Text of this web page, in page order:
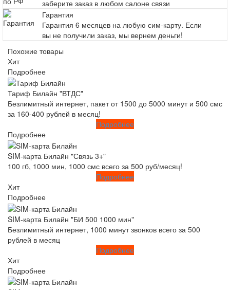
заберите заказ в любом салоне связи
Гарантия
Гарантия 6 месяцев на любую сим-карту. Если
вы не получили заказ, мы вернем деньги!
Похожие товары
Хит
Подробнее
Тариф Билайн "ВТДС"
Безлимитный интернет, пакет от 1500 до 5000 минут и 500 смс
за 160-400 рублей в месяц!
Подробнее
Подробнее
SIM-карта Билайн "Связь 3+"
100 гб, 1000 мин, 1000 смс всего за 500 руб/месяц!
Подробнее
Хит
Подробнее
SIM-карта Билайн "БИ 500 1000 мин"
Безлимитный интернет, 1000 минут звонков всего за 500
рублей в месяц
Подробнее
Хит
Подробнее